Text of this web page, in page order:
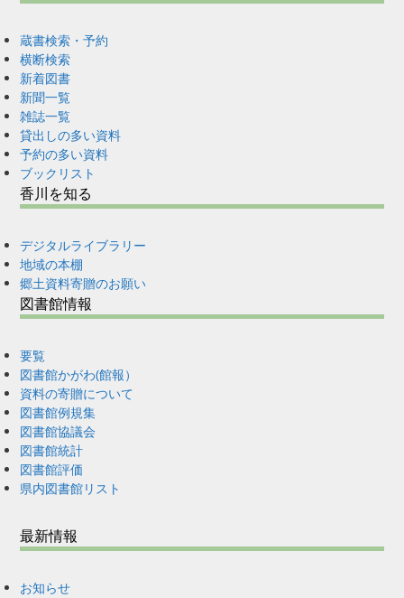
蔵書検索・予約
横断検索
新着図書
新聞一覧
雑誌一覧
貸出しの多い資料
予約の多い資料
ブックリスト
香川を知る
デジタルライブラリー
地域の本棚
郷土資料寄贈のお願い
図書館情報
要覧
図書館かがわ(館報）
資料の寄贈について
図書館例規集
図書館協議会
図書館統計
図書館評価
県内図書館リスト
最新情報
お知らせ